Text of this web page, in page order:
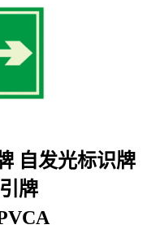
自发光标识牌
牌